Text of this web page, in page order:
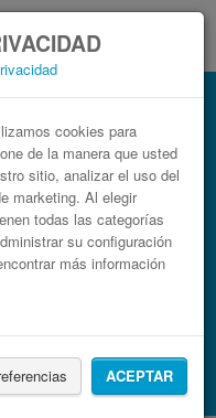
cookies para
de la manera que usted
sitio, analizar el uso del
marketing. Al elegir
todas las categorías
su configuración
más información
ACEPTAR
solo 3 pasos
con Booking.com